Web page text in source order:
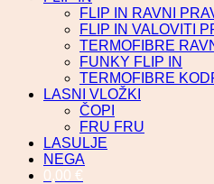
FLIP IN RAVNI
FLIP IN VALOVITI
TERMOFIBRE
FUNKY FLIP IN
TERMOFIBRE
LASNI VLOŽKI
ČOPI
FRU FRU
LASULJE
NEGA
0,00 €